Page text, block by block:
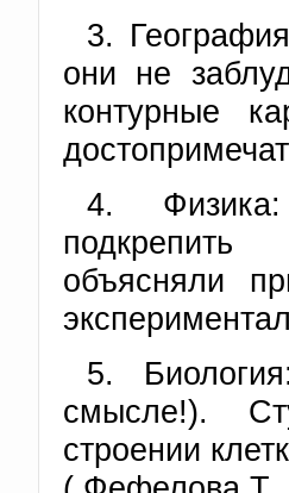
3.
они не
контурные
4. Физика:
объясняли
5.
смысле!).
строении